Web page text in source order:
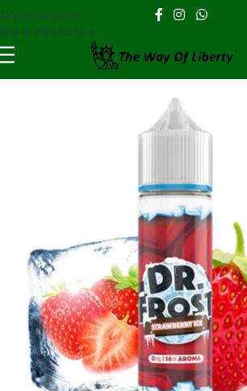
Skip to navigation
Skip to main content